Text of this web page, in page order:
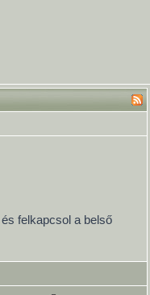
felkapcsol a belső